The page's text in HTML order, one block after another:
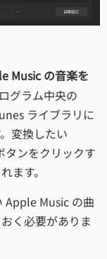
Music の音楽を
グラム中央の
ライブラリに
変換したい
タンをクリックす
ます。
Apple Music の曲
く必要がありま